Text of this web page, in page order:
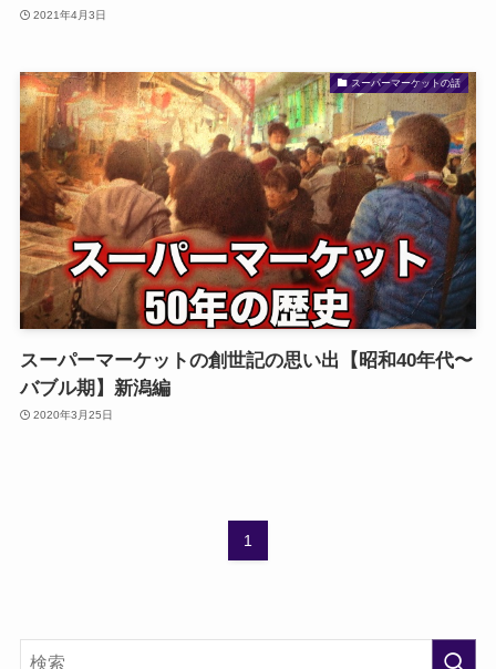
2021年4月3日
スーパーマーケットの話
スーパーマーケットの創世記の思い出【昭和40年代〜
バブル期】新潟編
2020年3月25日
1